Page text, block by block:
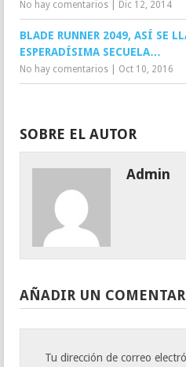
No hay comentarios Dic 12, 2014
BLADE RUNNER 2049, ASÍ SE
ESPERADÍSIMA SECUELA…
No hay comentarios Oct 10, 2016
SOBRE EL AUTOR
Admin
AÑADIR UN
Tu dirección de correo